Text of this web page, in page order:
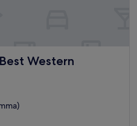
Western
Bromma